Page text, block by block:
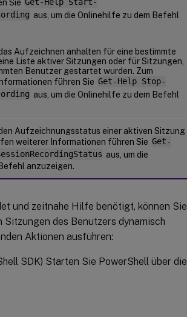
Sie Get-Help Start-
aus, um die Onlinehilfe zu dem Befehl
Aufzeichnen anhalten für eine bestimmte
Liste aktiver Sitzungen oder für Sitzungen,
Benutzer gestartet wurden. Zum
führen Sie Get-Help Stop-
aus, um die Onlinehilfe zu dem Befehl
Aufzeichnungsstatus einer aktiven Sitzung
weiterer Informationen führen Sie Get-
aus, um die
anzuzeigen.
und zeitnahe Hilfe benötigt, können Sie
des Benutzers dynamisch
Aktionen ausführen:
SDK) Starten Sie PowerShell über die